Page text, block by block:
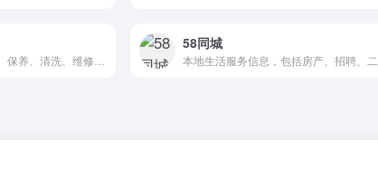
58同城